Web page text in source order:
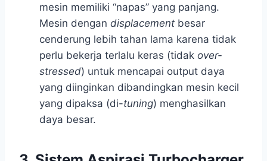
mesin memiliki “napas” yang panjang.
Mesin dengan displacement besar
cenderung lebih tahan lama karena tidak
perlu bekerja terlalu keras (tidak over-
stressed) untuk mencapai output daya
yang diinginkan dibandingkan mesin kecil
yang dipaksa (di-tuning) menghasilkan
daya besar.